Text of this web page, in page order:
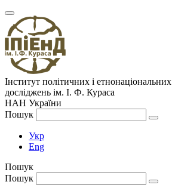
Інститут політичних і етнонаціональних
досліджень ім. І. Ф. Кураса
НАН України
Пошук
Укр
Eng
Пошук
Пошук